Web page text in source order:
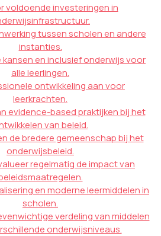
voldoende investeringen in
tussen scholen en andere
instanties.
kansen en inclusief onderwijs voor
alle leerlingen.
ontwikkeling aan voor
leerkrachten.
evidence-based praktijken bij het
van beleid.
de bredere gemeenschap bij het
onderwijsbeleid.
regelmatig de impact van
en moderne leermiddelen in
scholen.
verdeling van middelen
onderwijsniveaus.